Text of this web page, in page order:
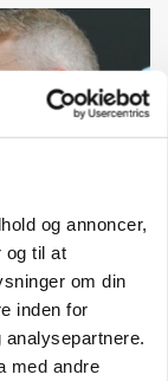
og annoncer,
og til at
om din
inden for
med andre